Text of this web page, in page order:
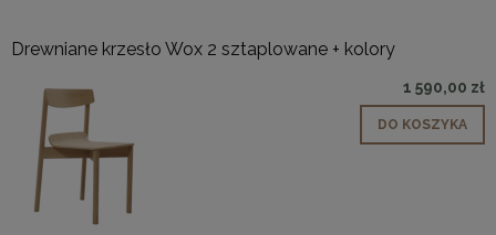
Drewniane krzesło Wox 2 sztaplowane + kolory
1 590,00 zł
DO KOSZYKA